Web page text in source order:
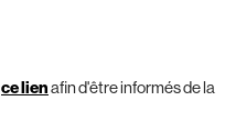
ce lienafin d'être informés de la